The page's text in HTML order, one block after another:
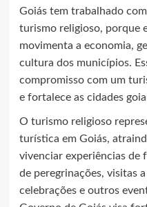
Goiás tem trabalhado
turismo religioso, porque
movimenta a economia,
cultura dos municípios.
compromisso com um
e fortalece as cidades
O turismo religioso
turística em Goiás,
vivenciar experiências de
de peregrinações, visitas
celebrações e outros